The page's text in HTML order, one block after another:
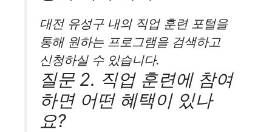
대전 유성구 내의 직업 훈련 포털을
통해 원하는 프로그램을 검색하고
신청하실 수 있습니다.
질문 2. 직업 훈련에 참여
하면 어떤 혜택이 있나
요?